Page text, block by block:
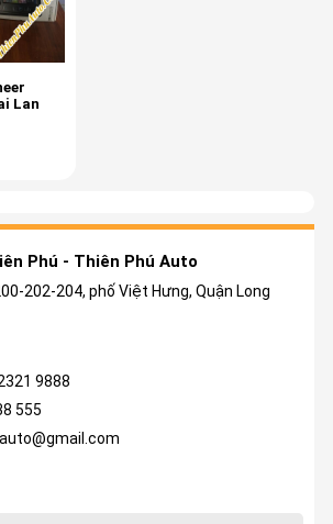
Lan
Phú - Thiên Phú Auto
202-204, phố Việt Hưng, Quận Long
9888
555